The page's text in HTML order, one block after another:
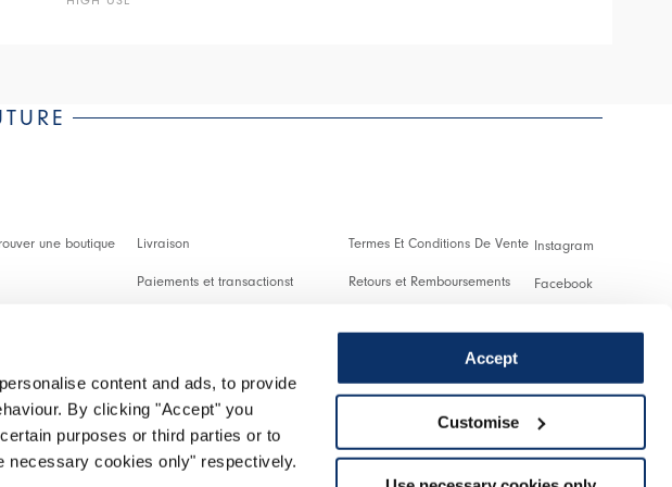
content and ads, to provide
By clicking "Accept" you
purposes or third parties or to
necessary cookies only" respectively.
Accept
Customise
une boutique Livraison
Paiements et transactionst
Effectuer un retour
Termes Et Conditions De Vente
Retours et Remboursements
Cookies
Instagram
Facebook
Twitter
Spotify